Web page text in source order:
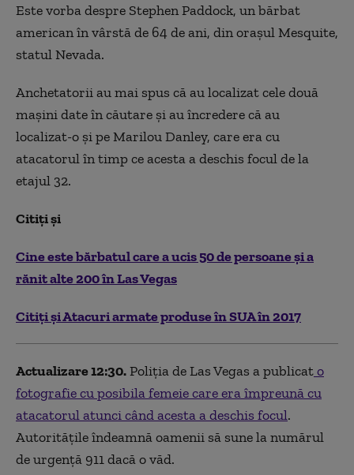
Este vorba despre Stephen Paddock, un bărbat
american în vârstă de 64 de ani, din orașul Mesquite,
statul Nevada.
Anchetatorii au mai spus că au localizat cele două
mașini date în căutare și au încredere că au
localizat-o și pe Marilou Danley, care era cu
atacatorul în timp ce acesta a deschis focul de la
etajul 32.
Citiți și
Cine este bărbatul care a ucis 50 de persoane și a
rănit alte 200 în Las Vegas
Citiți și Atacuri armate produse în SUA în 2017
Actualizare 12:30.Poliția de Las Vegas a publicato
fotografie cu posibila femeie care era împreună cu
atacatorul atunci când acesta a deschis focul.
Autoritățile îndeamnă oamenii să sune la numărul
de urgență 911 dacă o văd.